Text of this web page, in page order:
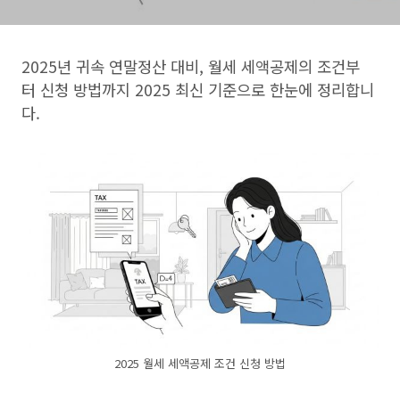
2025년 귀속 연말정산 대비, 월세 세액공제의 조건부
터 신청 방법까지 2025 최신 기준으로 한눈에 정리합니
다.
2025 월세 세액공제 조건 신청 방법